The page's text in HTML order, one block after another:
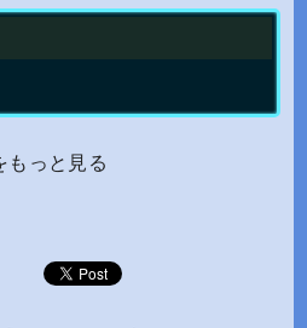
もっと見る